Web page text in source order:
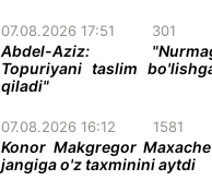
07.08.2026 17:51 301
Abdel-Aziz:
Topuriyani taslim
qiladi"
07.08.2026 16:12 1581
Konor Makgregor
jangiga o'z taxminini aytdi